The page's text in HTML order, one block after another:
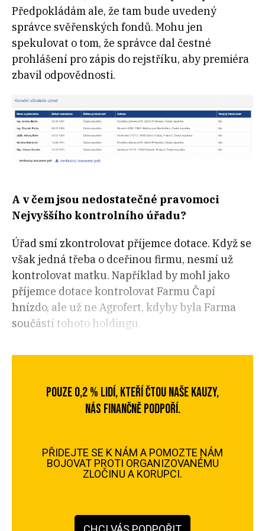
Předpokládám ale, že tam bude uvedený
správce svěřenských fondů. Mohu jen
spekulovat o tom, že správce dal čestné
prohlášení pro zápis do rejstříku, aby premiéra
zbavil odpovědnosti.
A v čem jsou nedostatečné pravomoci
Nejvyššího kontrolního úřadu?
Úřad smí zkontrolovat příjemce dotace. Když se
však jedná třeba o dceřinou firmu, nesmí už
kontrolovat matku. Například by mohl jako
příjemce dotace kontrolovat Farmu Čapí
hnízdo, ale už ne Agrofert, kdyby byla Farma
součástí tohoto holdingu.
POUZE 0,2 % LIDÍ, KTEŘÍ ČTOU NAŠE KAUZY,
NÁS FINANČNĚ PODPOŘÍ.
PŘIDEJTE SE K NÁM A POMOZTE NÁM
BOJOVAT PROTI ORGANIZOVANÉMU
ZLOČINU A KORUPCI.